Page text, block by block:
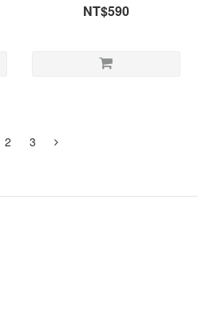
NT$590
2 3